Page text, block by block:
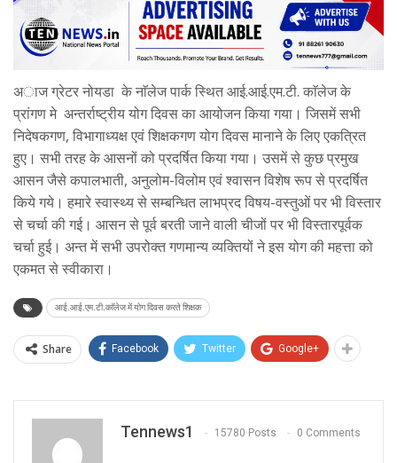
अाज ग्रेटर नोयडा के नाॅलेज पार्क स्थित आई.आई.एम.टी. काॅलेज के
प्रांगण मे अन्तर्राष्ट्रीय योग दिवस का आयोजन किया गया। जिसमें सभी
निदेषकगण, विभागाध्यक्ष एवं शिक्षकगण योग दिवस मानाने के लिए एकत्रित
हुए। सभी तरह के आसनों को प्रदर्षित किया गया। उसमें से कुछ प्रमुख
आसन जैसे कपालभाती, अनुलोम-विलोम एवं श्वासन विशेष रूप से प्रदर्षित
किये गये। हमारे स्वास्थ्य से सम्बन्धित लाभप्रद विषय-वस्तुओं पर भी विस्तार
से चर्चा की गई। आसन से पूर्व बरती जाने वाली चीजों पर भी विस्तारपूर्वक
चर्चा हुई। अन्त में सभी उपरोक्त गणमान्य व्यक्तियों ने इस योग की महत्ता को
एकमत से स्वीकारा।
आई.आई.एम.टी.काॅलेज में योग दिवस करते शिक्षक
Share Facebook Twitter Google+
Tennews1 15780 Posts 0 Comments